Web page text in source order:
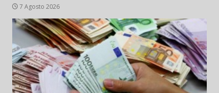
7 Agosto 2026